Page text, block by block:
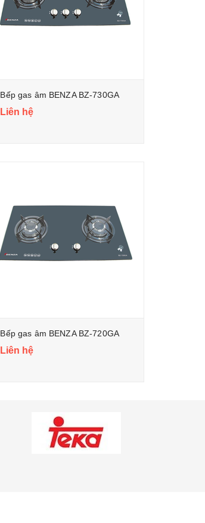
Bếp gas âm BENZA BZ-730GA
Liên hệ
Bếp gas âm BENZA BZ-720GA
Liên hệ